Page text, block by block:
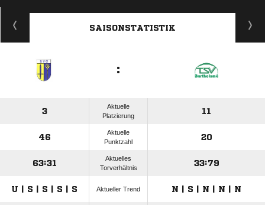
ANZEIGE
SAISONSTATISTIK
:
3
Aktuelle
Platzierung
11
46
Aktuelle
Punktzahl
20
63:31
Aktuelles
Torverhältnis
33:79
U | S | S | S | S Aktueller Trend N | S | N | N | N